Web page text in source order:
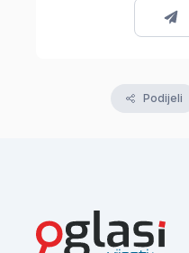
Podijeli